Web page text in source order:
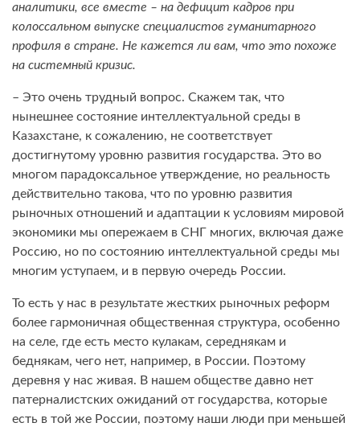
аналитики, все вместе – на дефицит кадров при
колоссальном выпуске специалистов гуманитарного
профиля в стране. Не кажется ли вам, что это похоже
на системный кризис.
– Это очень трудный вопрос. Скажем так, что
нынешнее состояние интеллектуальной среды в
Казахстане, к сожалению, не соответствует
достигнутому уровню развития государства. Это во
многом парадоксальное утверждение, но реальность
действительно такова, что по уровню развития
рыночных отношений и адаптации к условиям мировой
экономики мы опережаем в СНГ многих, включая даже
Россию, но по состоянию интеллектуальной среды мы
многим уступаем, и в первую очередь России.
То есть у нас в результате жестких рыночных реформ
более гармоничная общественная структура, особенно
на селе, где есть место кулакам, середнякам и
беднякам, чего нет, например, в России. Поэтому
деревня у нас живая. В нашем обществе давно нет
патерналистских ожиданий от государства, которые
есть в той же России, поэтому наши люди при меньшей